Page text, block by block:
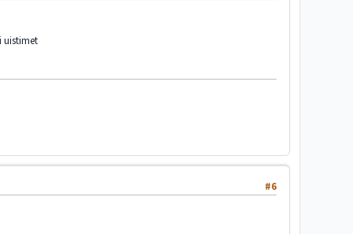
uistimet
#6